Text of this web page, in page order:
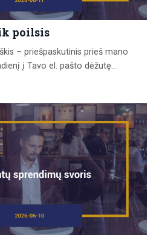
poilsis
– priešpaskutinis prieš mano
į Tavo el. pašto dėžutę
Prisipažinsiu, kad šių atostogų laukiu
Per pastaruosius metus
dalyką. Kai reikia priimt...